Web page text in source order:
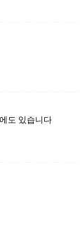
도 있습니다